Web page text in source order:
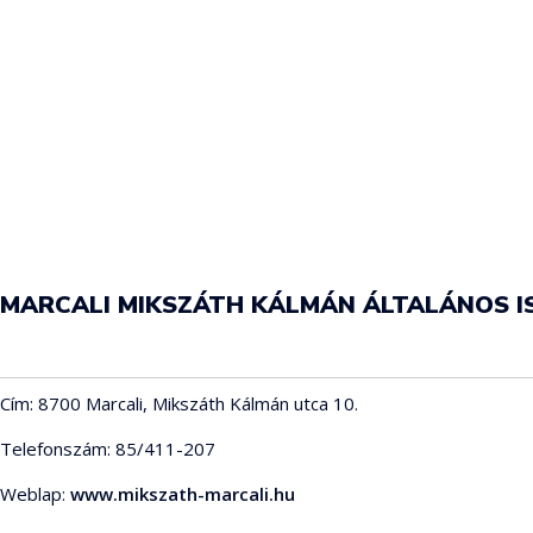
MARCALI MIKSZÁTH KÁLMÁN ÁLTALÁNOS
Cím: 8700 Marcali, Mikszáth Kálmán utca 10.
Telefonszám: 85/411-207
Weblap: www.mikszath-marcali.hu